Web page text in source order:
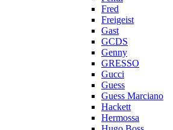
Fred
Freigeist
Gast
GCDS
Genny
GRESSO
Gucci
Guess
Guess Marciano
Hackett
Hermossa